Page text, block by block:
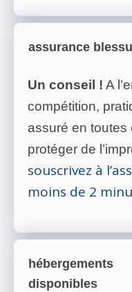
assurance
Un conseil ! A
compétition,
assuré en toutes
protéger de
souscrivez à
moins de 2
hébergements
disponibles